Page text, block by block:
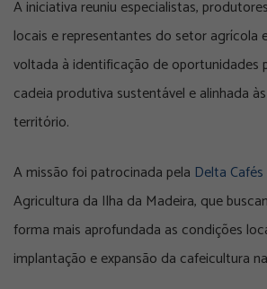
A iniciativa reuniu especialistas,
locais e representantes do setor agrícola
voltada à identificação de oportunidades
cadeia produtiva sustentável e alinhada
território.
A missão foi patrocinada pela Delta Cafés
Agricultura da Ilha da Madeira, que
forma mais aprofundada as condições
implantação e expansão da cafeicultura